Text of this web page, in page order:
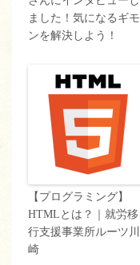
ました！気になるギモ
ンを解決しよう！
【プログラミング】
HTMLとは？｜就労移
行支援事業所ルーツ川
崎